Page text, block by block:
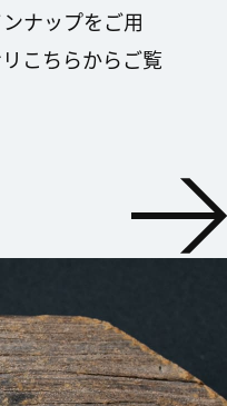
ナップをご用
こちらからご覧